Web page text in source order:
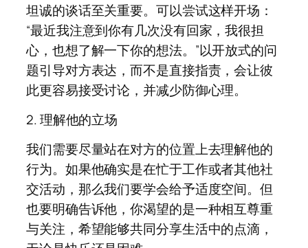
坦诚的谈话至关重要。可以尝试这样开场：
“最近我注意到你有几次没有回家，我很担
心，也想了解一下你的想法。”以开放式的问
题引导对方表达，而不是直接指责，会让彼
此更容易接受讨论，并减少防御心理。
2. 理解他的立场
我们需要尽量站在对方的位置上去理解他的
行为。如果他确实是在忙于工作或者其他社
交活动，那么我们要学会给予适度空间。但
也要明确告诉他，你渴望的是一种相互尊重
与关注，希望能够共同分享生活中的点滴，